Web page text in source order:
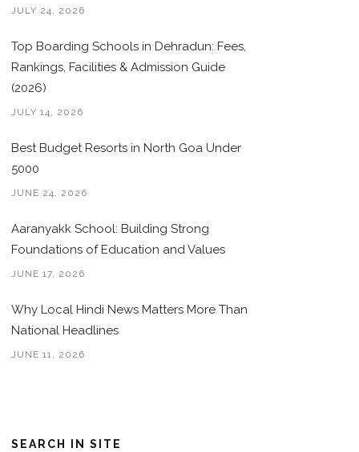
JULY 24, 2026
Top Boarding Schools in Dehradun: Fees,
Rankings, Facilities & Admission Guide
(2026)
JULY 14, 2026
Best Budget Resorts in North Goa Under
5000
JUNE 24, 2026
Aaranyakk School: Building Strong
Foundations of Education and Values
JUNE 17, 2026
Why Local Hindi News Matters More Than
National Headlines
JUNE 11, 2026
SEARCH IN SITE